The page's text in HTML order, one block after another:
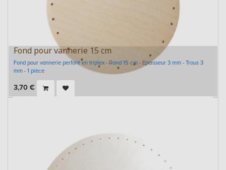
Fond pour vannerie 15 cm
Fond pour vannerie perforé en triplex - Rond 15 cm - Epaisseur 3 mm - Trous 3
mm - 1 pièce
3,70 €